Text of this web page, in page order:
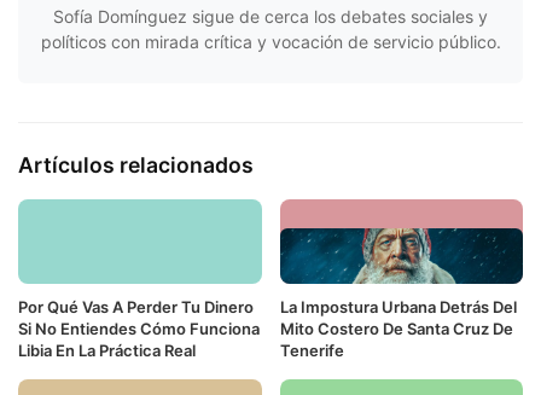
Sofía Domínguez sigue de cerca los debates sociales y
políticos con mirada crítica y vocación de servicio público.
Artículos relacionados
Por Qué Vas A Perder Tu Dinero
Si No Entiendes Cómo Funciona
Libia En La Práctica Real
La Impostura Urbana Detrás Del
Mito Costero De Santa Cruz De
Tenerife